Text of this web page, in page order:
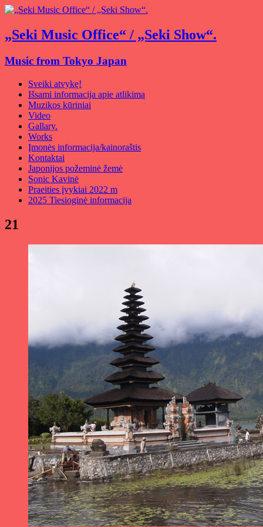
„Seki Music Office“ / „Seki Show“.
Music from Tokyo Japan
Sveiki atvykę!
Išsami informacija apie atlikimą
Muzikos kūriniai
Video
Gallary.
Works
Įmonės informacija/kainoraštis
Kontaktai
Japonijos požeminė žemė
Sonic Kavinė
Praeities įvykiai 2022 m
2025 Tiesioginė informacija
21